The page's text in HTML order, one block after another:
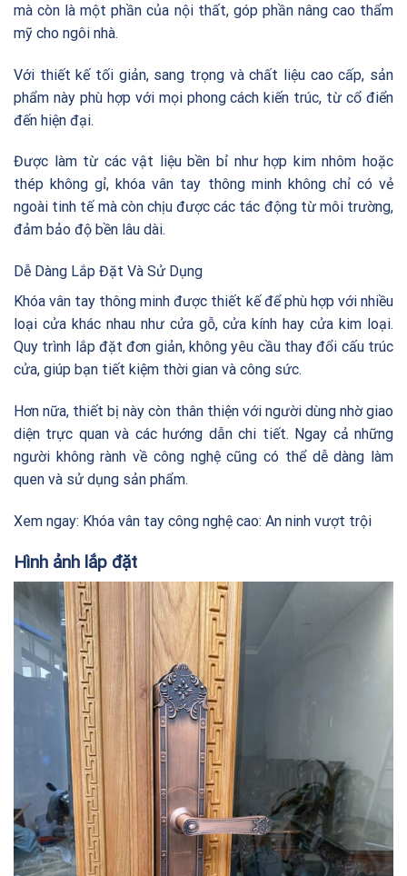
mà còn là một phần của nội thất, góp phần nâng cao thẩm
mỹ cho ngôi nhà.
Với thiết kế tối giản, sang trọng và chất liệu cao cấp, sản
phẩm này phù hợp với mọi phong cách kiến trúc, từ cổ điển
đến hiện đại.
Được làm từ các vật liệu bền bỉ như hợp kim nhôm hoặc
thép không gỉ, khóa vân tay thông minh không chỉ có vẻ
ngoài tinh tế mà còn chịu được các tác động từ môi trường,
đảm bảo độ bền lâu dài.
Dễ Dàng Lắp Đặt Và Sử Dụng
Khóa vân tay thông minh được thiết kế để phù hợp với nhiều
loại cửa khác nhau như cửa gỗ, cửa kính hay cửa kim loại.
Quy trình lắp đặt đơn giản, không yêu cầu thay đổi cấu trúc
cửa, giúp bạn tiết kiệm thời gian và công sức.
Hơn nữa, thiết bị này còn thân thiện với người dùng nhờ giao
diện trực quan và các hướng dẫn chi tiết. Ngay cả những
người không rành về công nghệ cũng có thể dễ dàng làm
quen và sử dụng sản phẩm.
Xem ngay: Khóa vân tay công nghệ cao: An ninh vượt trội
Hình ảnh lắp đặt